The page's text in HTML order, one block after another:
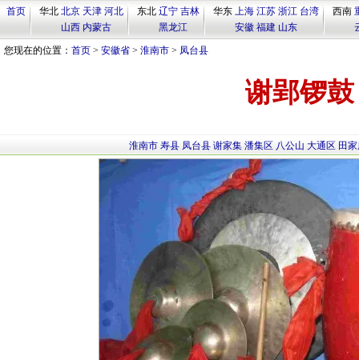
首页 华北 北京 天津 河北
山西 内蒙古
东北 辽宁 吉林
黑龙江
华东 上海 江苏 浙江 台湾
安徽 福建 山东
西南
您现在的位置： 首页 > 安徽省 > 淮南市 > 凤台县
谢郢锣鼓
淮南市 寿县 凤台县 谢家集 潘集区 八公山 大通区 田